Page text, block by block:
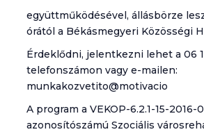
együttműködésével, állásbörze lesz
órától a Békásmegyeri Közösségi
Érdeklődni, jelentkezni lehet a 06
telefonszámon vagy e-mailen:
munkakozvetito@motivacio
A program a VEKOP-6.2.1-15-2016-
azonosítószámú Szociális